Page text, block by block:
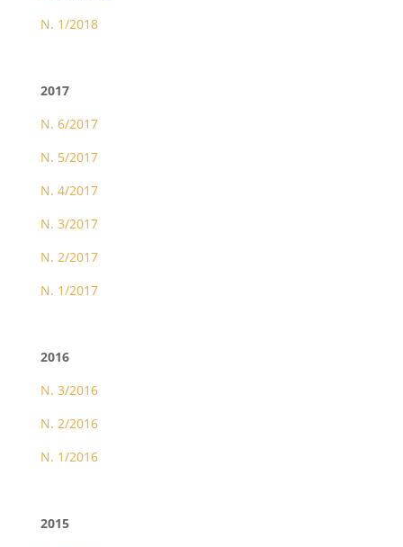
N. 1/2018
2017
N. 6/2017
N. 5/2017
N. 4/2017
N. 3/2017
N. 2/2017
N. 1/2017
2016
N. 3/2016
N. 2/2016
N. 1/2016
2015